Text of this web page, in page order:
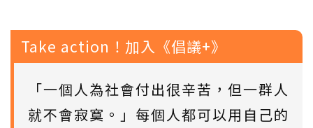
Take action！加入《倡議+》
「一個人為社會付出很辛苦，但一群人
就不會寂寞。」每個人都可以用自己的